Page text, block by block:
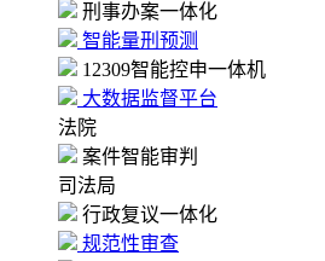
刑事办案一体化
智能量刑预测
12309智能控申一体机
大数据监督平台
法院
案件智能审判
司法局
行政复议一体化
规范性审查